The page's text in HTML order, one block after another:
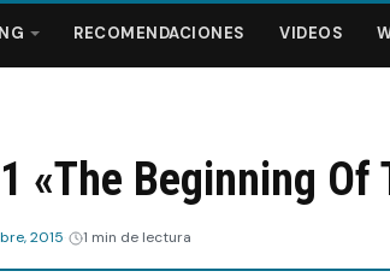
RECOMENDACIONES VIDEOS
«The Beginning Of
2015 1 min de lectura